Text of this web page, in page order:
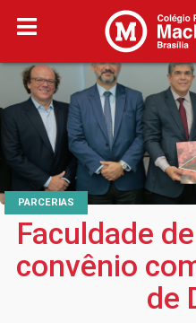
PARCERIAS
Faculdade
convênio
de